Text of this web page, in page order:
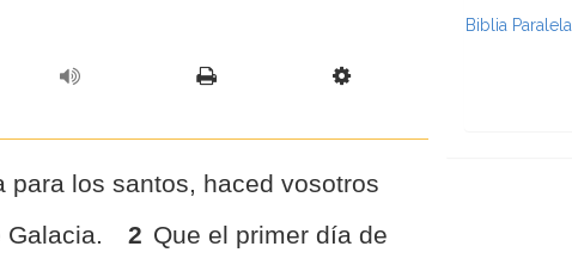
Scripture Formatting
para los santos, haced vosotros
2 Que el primer día de
Biblia Paralela